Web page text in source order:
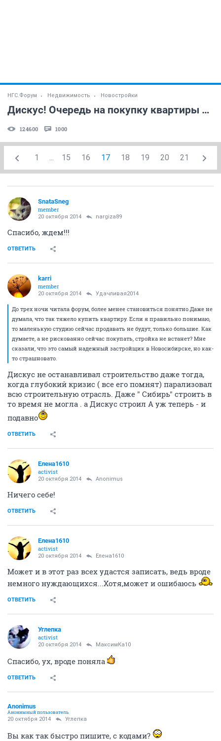
НГС.Форум Недвижимость Новостройки
Дискус! Очередь на покупку квартиры и не только! (часть 30)
124600 1000
1 ... 15 16 17 18 19 20 21
SnataSneg
member
20 октября 2014 nargiza89
Спасибо, ждем!!!
ОТВЕТИТЬ
karri
member
20 октября 2014 Удачливая2014
До трех ночи читала форум, более менее становиться понятно.Даже не
думала, что так тяжело купить квартиру. Если я правильно понимаю,
то маленькую студию сейчас продавать не будут, только большие. Как
думаете, а не рискованно сейчас покупать, стройка не встанет? Мне
сказали, что это самый надежный застройщик в Новосибирске, но как-
то страшновато.
Дискус не останавливал строительство даже тогда,
когда глубокий кризис ( все его помнят) парализовал
всю строительную отрасль. Даже " Сибирь" строить в
то время не могла . а Дискус строил А уж теперь - и
подавно
ОТВЕТИТЬ
Елена1610
activist
20 октября 2014 Anоnimus
Ничего себе!
ОТВЕТИТЬ
Елена1610
activist
20 октября 2014 Елена1610
Может и в этот раз всех удастся записать, ведь вроде
немного нуждающихся...Хотя,может и ошибаюсь
ОТВЕТИТЬ
Углепка
activist
20 октября 2014 МаксимКа10
Спасибо, ух, вроде поняла
ОТВЕТИТЬ
Anоnimus
Анонимный пользователь
20 октября 2014 Углепка
Вы как так быстро пишите, с кодами?